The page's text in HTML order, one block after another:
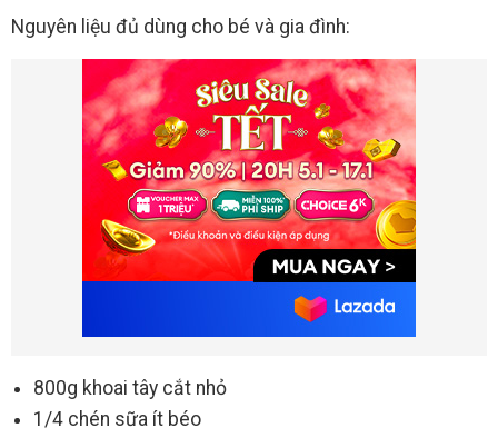
Nguyên liệu đủ dùng cho bé và gia đình:
800g khoai tây cắt nhỏ
1/4 chén sữa ít béo